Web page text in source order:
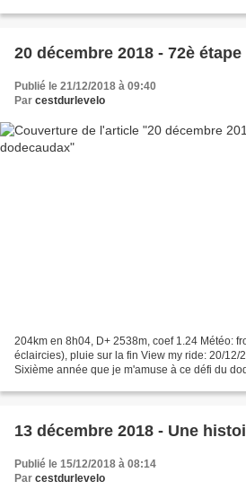
20 décembre 2018 - 72è
Publié le 21/12/2018 à 09:40
Par cestdurlevelo
204km en 8h04, D+ 2538m, coef 1.24 Météo:
éclaircies), pluie sur la fin View my ride: 20/12/2018 Dodecaudax n°72
Sixième année que je m'amuse à ce défi du
13 décembre 2018 - Une
Publié le 15/12/2018 à 08:14
Par cestdurlevelo